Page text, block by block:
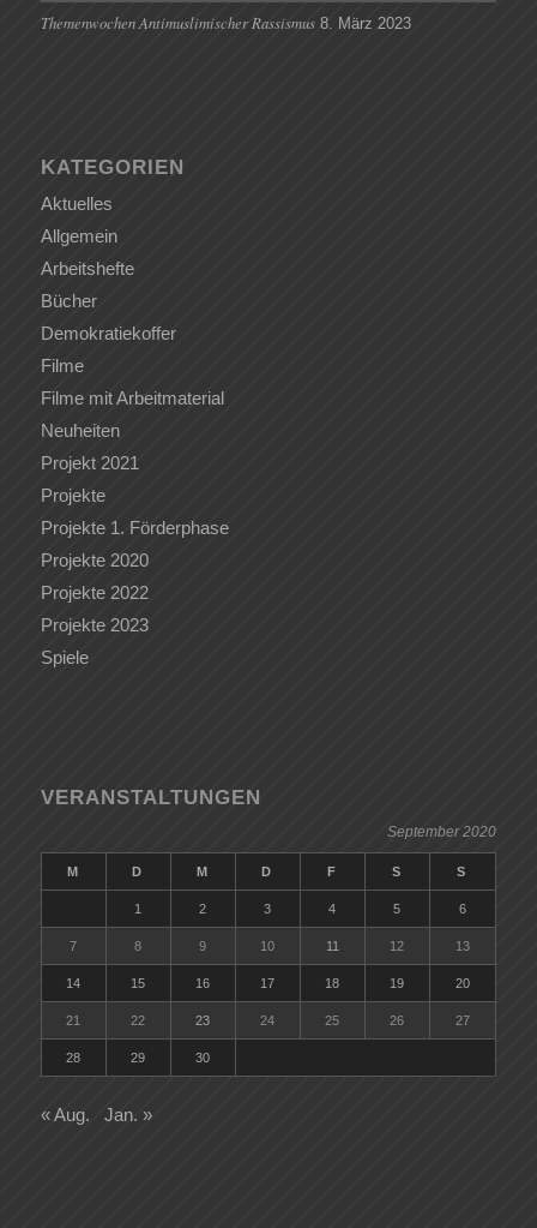
Themenwochen Antimuslimischer Rassismus 8. März 2023
KATEGORIEN
Aktuelles
Allgemein
Arbeitshefte
Bücher
Demokratiekoffer
Filme
Filme mit Arbeitmaterial
Neuheiten
Projekt 2021
Projekte
Projekte 1. Förderphase
Projekte 2020
Projekte 2022
Projekte 2023
Spiele
VERANSTALTUNGEN
September 2020
M D M D F S S
1 2 3 4 5 6
7 8 9 10 11 12 13
14 15 16 17 18 19 20
21 22 23 24 25 26 27
28 29 30
« Aug. Jan. »